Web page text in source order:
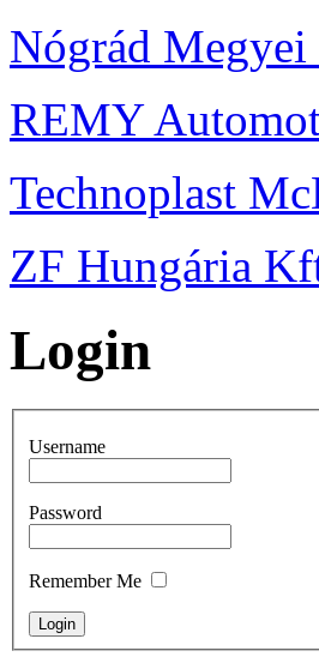
Nógrád
REMY
Technoplast
ZF Hungária
Login
Username
Password
Remember Me